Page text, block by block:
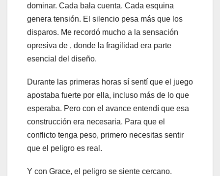
dominar. Cada bala cuenta. Cada esquina
genera tensión. El silencio pesa más que los
disparos. Me recordó mucho a la sensación
opresiva de , donde la fragilidad era parte
esencial del diseño.
Durante las primeras horas sí sentí que el juego
apostaba fuerte por ella, incluso más de lo que
esperaba. Pero con el avance entendí que esa
construcción era necesaria. Para que el
conflicto tenga peso, primero necesitas sentir
que el peligro es real.
Y con Grace, el peligro se siente cercano.